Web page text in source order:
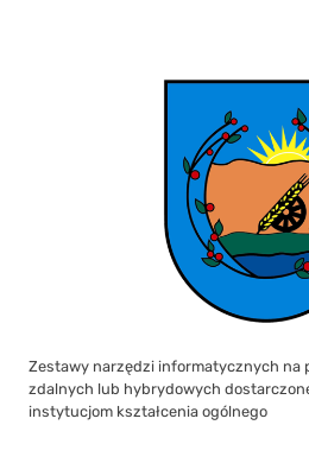
Zestawy narzędzi informatycznych na
zdalnych lub hybrydowych
instytucjom kształcenia ogólnego